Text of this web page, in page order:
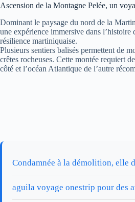
Ascension de la Montagne Pelée, un
Dominant le paysage du nord de la
une expérience immersive dans
résilience martiniquaise.
Plusieurs sentiers balisés permettent de
crêtes rocheuses. Cette montée requiert
côté et l’océan Atlantique de l’autre
Condamnée à la démolition, elle
aguila voyage onestrip pour des